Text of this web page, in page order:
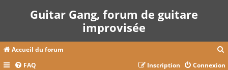
Guitar Gang, forum de guitare
improvisée
Accueil du forum
FAQ Connexion
Inscription